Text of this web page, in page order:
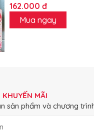
162.000 đ
Mua ngay
MÃI
sản phẩm và chương